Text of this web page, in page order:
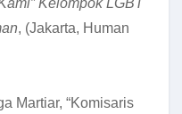
, (Jakarta, Human
Martiar, “Komisaris